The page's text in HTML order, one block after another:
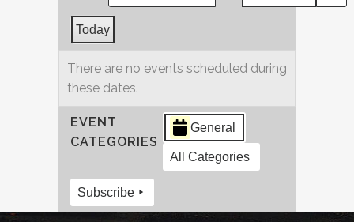
Today
There are no events scheduled during
these dates.
EVENT
CATEGORIES
General
All Categories
Subscribe